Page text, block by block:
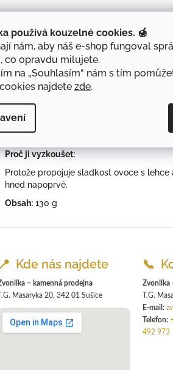
používá kouzelné cookies. 🍯
nám, aby náš e-shop fungoval
co opravdu milujete.
na „Souhlasím“ nám s tím
najdete zde.
Maliny jsme spojili s kapkou ginu, která
charakter. Výsledkem je kombinace,
Každá lžička nabízí trochu jiný zážitek –
postupně rozvine. Ideální pro ty, kdo rádi
marmeládu.
Kam se hodí nejvíc:
Perfektní k paštikám, zvěřině nebo
netradiční tapas.
Proč ji vyzkoušet:
Protože propojuje sladkost ovoce s
hned napoprvé.
Obsah: 130 g
📍 Kde nás najdete
– kamenná prodejna
T.G. Masaryka 20, 342 01 Sušice
📞
Zvonilka
T.G.
E-mail:
Telefon:
492 973